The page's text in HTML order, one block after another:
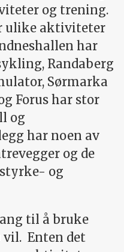
og trening.
ulike aktiviteter
har
Randaberg
Sørmarka
Forus har stor
og
har noen av
og de
og
til å bruke
vil. Enten det